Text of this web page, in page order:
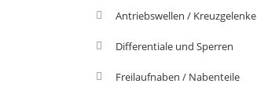
Antriebswellen / Kreuzgelenke
Differentiale und Sperren
Freilaufnaben / Nabenteile